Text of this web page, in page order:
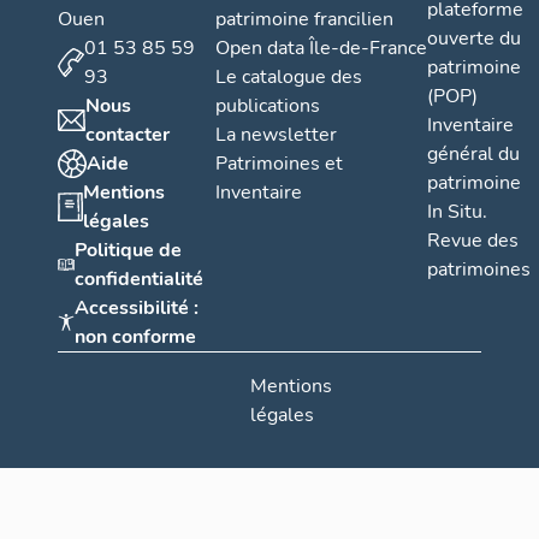
Ouen
01 53 85 59
93
Nous
contacter
Aide
Mentions
légales
Politique de
confidentialité
Accessibilité :
non conforme
patrimoine francilien
Open data Île-de-France
Le catalogue des
publications
La newsletter
Patrimoines et
Inventaire
plateforme
ouverte du
patrimoine
(POP)
Inventaire
général du
patrimoine
In Situ.
Revue des
patrimoines
Mentions
légales